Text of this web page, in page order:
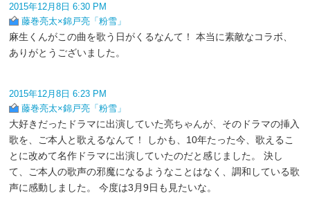
2015年12月8日 6:30 PM
藤巻亮太×錦戸亮「粉雪」
麻生くんがこの曲を歌う日がくるなんて！ 本当に素敵なコラボ、
ありがとうございました。
2015年12月8日 6:23 PM
藤巻亮太×錦戸亮「粉雪」
大好きだったドラマに出演していた亮ちゃんが、そのドラマの挿入
歌を、ご本人と歌えるなんて！ しかも、10年たった今、歌えるこ
とに改めて名作ドラマに出演していたのだと感じました。 決し
て、ご本人の歌声の邪魔になるようなことはなく、調和している歌
声に感動しました。 今度は3月9日も見たいな。